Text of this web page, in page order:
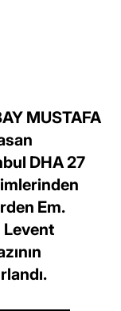
MUSTAFA
DHA 27
Em.
Levent